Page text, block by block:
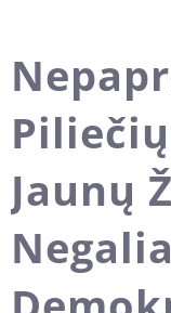
Jaunų
Negalia